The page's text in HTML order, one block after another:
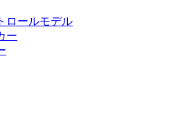
ロールモデル
ー